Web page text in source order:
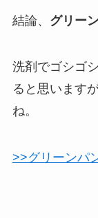
結論、 グリー
洗剤でゴシゴ
ると思います
ね。
>>グリーンパ